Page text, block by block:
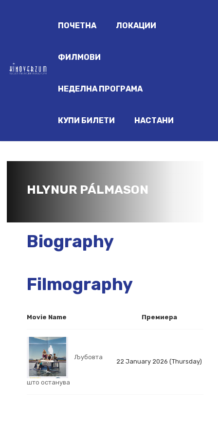
ПОЧЕТНА ЛОКАЦИИ
ФИЛМОВИ
НЕДЕЛНА ПРОГРАМА
КУПИ БИЛЕТИ НАСТАНИ
HLYNUR PÁLMASON
Biography
Filmography
Movie Name Премиера
Љубовта
што останува
22 January 2026 (Thursday)